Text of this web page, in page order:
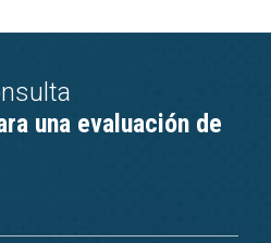
una evaluación de